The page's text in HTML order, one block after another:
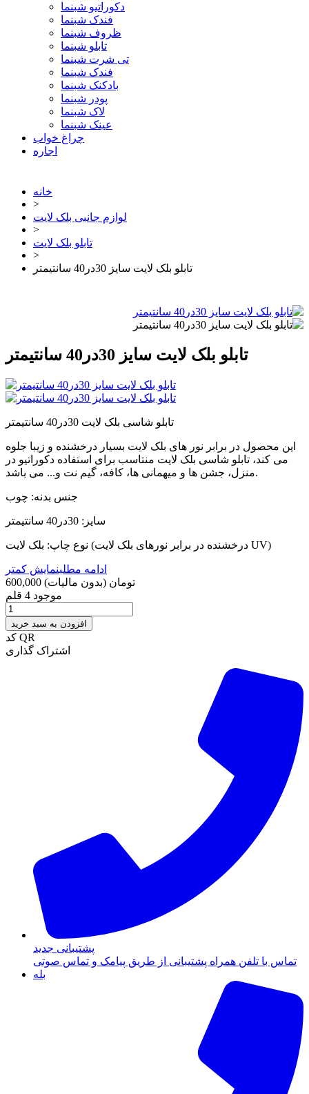
دکوراتیو شبنما
فندک شبنما
ظروف شبنما
تابلو شبنما
تی شرت شبنما
فندک شبنما
بادکنک شبنما
پودر شبنما
لاک شبنما
عینک شبنما
چراغ خواب
اجاره
خانه
>
لوازم جانبی بلک لایت
>
تابلو بلک لایت
>
تابلو بلک لایت سایز 30در40 سانتیمتر
تابلو بلک لایت سایز 30در40 سانتیمتر
تابلو شاسی بلک لایت 30در40 سانتیمتر
این محصول در برابر نور های بلک لایت بسیار درخشنده و زیبا جلوه
می کند، تابلو شاسی بلک لایت منتاسب برای استفاده دکوراتیو در
منزل، جشن ها و میهمانی ها، کافه، گیم نت و... می باشد.
جنس بدنه: چوب
سایز: 30در40 سانتیمتر
نوع چاپ: بلک لایت (درخشنده در برابر نورهای بلک لایت UV)
ادامه مطلبنمایش کمتر
600,000 تومان (بدون مالیات)
موجود 4 قلم
افزودن به سبد خرید
کد QR
اشتراک گذاری
پشتیبانی جدید
تماس با تلفن همراه پشتیبانی از طریق پیامک و تماس صوتی
بله